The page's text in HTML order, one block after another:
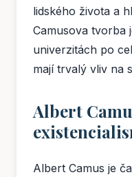
lidského života a
Camusova tvorba
univerzitách po
mají trvalý vliv na
Albert
Albert Camus je